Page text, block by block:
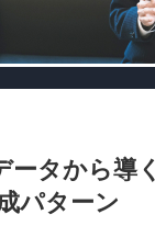
タから導く
パターン